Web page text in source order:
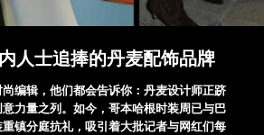
人士追捧的丹麦配饰品牌
编辑，他们都会告诉你：丹麦设计师正跻
力量之列。如今，哥本哈根时装周已与巴
镇分庭抗礼，吸引着大批记者与网红们每